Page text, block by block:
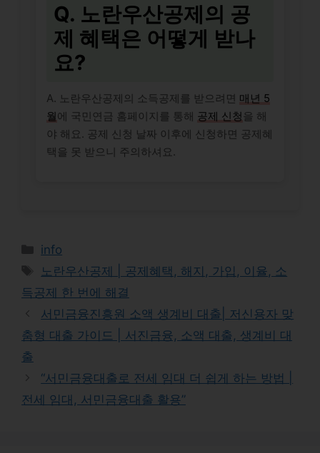
Q. 노란우산공제의 공
제 혜택은 어떻게 받나
요?
A. 노란우산공제의 소득공제를 받으려면 매년 5
월에 국민연금 홈페이지를 통해 공제 신청을 해
야 해요. 공제 신청 날짜 이후에 신청하면 공제혜
택을 못 받으니 주의하셔요.
Categories
info
Tags
노란우산공제 | 공제혜택, 해지, 가입, 이율, 소
득공제 한 번에 해결
서민금융진흥원 소액 생계비 대출| 저신용자 맞
춤형 대출 가이드 | 서진금융, 소액 대출, 생계비 대
출
“서민금융대출로 전세 임대 더 쉽게 하는 방법 |
전세 임대, 서민금융대출 활용”